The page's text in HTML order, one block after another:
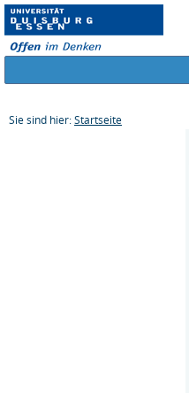
Sie sind hier: Startseite